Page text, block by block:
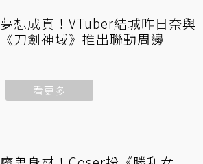
夢想成真！VTuber結城昨日奈與
《刀劍神域》推出聯動周邊
看更多